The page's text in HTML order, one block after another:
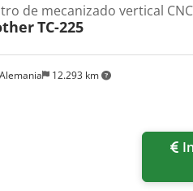
12.293 km
de mecanizado vertical CNC
TC-225